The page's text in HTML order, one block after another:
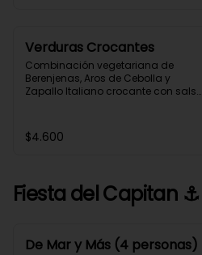
Verduras Crocantes
Combinación vegetariana de
Berenjenas, Aros de Cebolla y
Zapallo Italiano crocante con salsa
$4.600
Fiesta del Capitan ⚓️
De Mar y Más (4 personas)